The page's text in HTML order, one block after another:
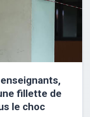
fillette de
le choc